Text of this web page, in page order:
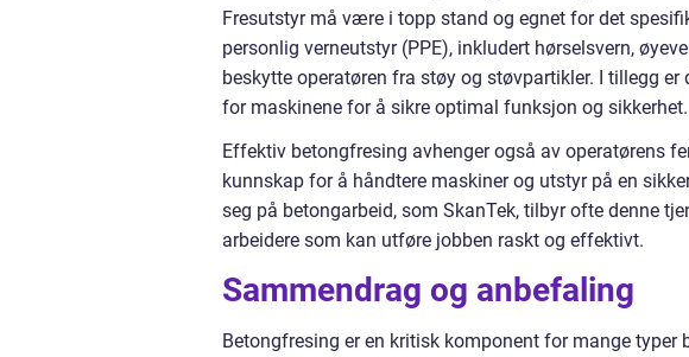
Fresutstyr må være i topp stand og egnet for det
personlig verneutstyr (PPE), inkludert hørselsvern,
beskytte operatøren fra støy og støvpartikler. I tillegg
for maskinene for å sikre optimal funksjon og sikkerhet.
Effektiv betongfresing avhenger også av operatørens
kunnskap for å håndtere maskiner og utstyr på en
seg på betongarbeid, som SkanTek, tilbyr ofte denne
arbeidere som kan utføre jobben raskt og effektivt.
Sammendrag og anbefaling
Betongfresing er en kritisk komponent for mange typer